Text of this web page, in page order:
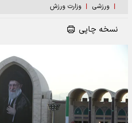
| ورزشی | وزارت ورزش
نسخه چاپی